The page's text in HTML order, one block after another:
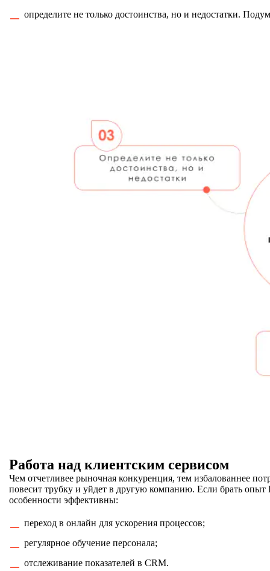
определите не только достоинства, но и недостатки.
Работа над клиентским сервисом
Чем отчетливее рыночная конкуренция, тем избалованнее
повесит трубку и уйдет в другую компанию. Если брать
особенности эффективны:
переход в онлайн для ускорения процессов;
регулярное обучение персонала;
отслеживание показателей в CRM.